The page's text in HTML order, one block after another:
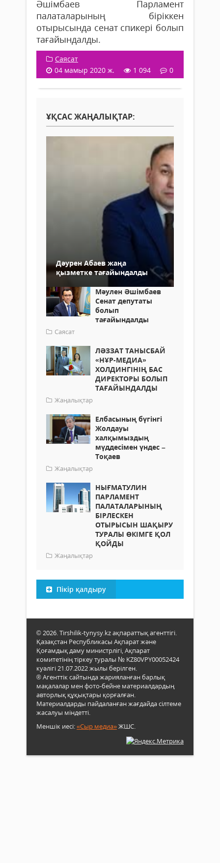
Әшімбаев Парламент
палаталарының біріккен
отырысында сенат спикері болып
тағайындалды.
Саясат
04 мамыр 2020 ж.
1 094 0
ҰҚСАС ЖАҢАЛЫҚТАР:
Дәурен Абаев жаңа
қызметке тағайындалды
Мәулен Әшімбаев
Сенат депутаты
болып
тағайындалды
Саясат
ЛӘЗЗАТ ТАНЫСБАЙ
«НҰР-МЕДИА»
ХОЛДИНГІНІҢ БАС
ДИРЕКТОРЫ БОЛЫП
ТАҒАЙЫНДАЛДЫ
Жаңалықтар
Елбасының бүгінгі
Жолдауы
халқымыздың
мүддесімен үндес –
Тоқаев
Жаңалықтар
НЫҒМАТУЛИН
ПАРЛАМЕНТ
ПАЛАТАЛАРЫНЫҢ
БІРЛЕСКЕН
ОТЫРЫСЫН ШАҚЫРУ
ТУРАЛЫ ӨКІМГЕ ҚОЛ
ҚОЙДЫ
Жаңалықтар
Пікір қалдыру
© 2026. Tirshilik-tynysy.kz ақпараттық агенттігі.
Қазақстан Республикасы Ақпарат және
Қоғамдық даму министрлігі, Ақпарат
комитетінің тіркеу туралы № KZ80VPY00052424
куәлігі 21.07.2022 жылы берілген.
® Агенттік сайтында жарияланған барлық
мақалалар мен фото-бейне материалдардың
авторлық құқықтары қорғалған.
Материалдарды пайдаланған жағдайда сілтеме
жасалуы міндетті.
Меншік иесі:«Сыр медиа»ЖШС.